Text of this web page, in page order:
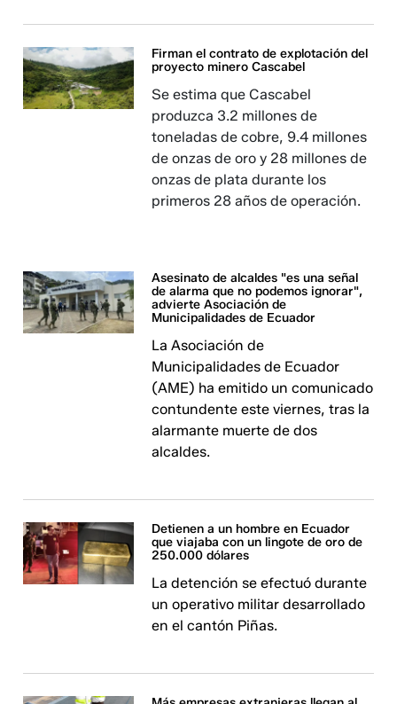
Firman el contrato de explotación del
proyecto minero Cascabel
Se estima que Cascabel
produzca 3.2 millones de
toneladas de cobre, 9.4 millones
de onzas de oro y 28 millones de
onzas de plata durante los
primeros 28 años de operación.
Asesinato de alcaldes "es una señal
de alarma que no podemos ignorar",
advierte Asociación de
Municipalidades de Ecuador
La Asociación de
Municipalidades de Ecuador
(AME) ha emitido un comunicado
contundente este viernes, tras la
alarmante muerte de dos
alcaldes.
Detienen a un hombre en Ecuador
que viajaba con un lingote de oro de
250.000 dólares
La detención se efectuó durante
un operativo militar desarrollado
en el cantón Piñas.